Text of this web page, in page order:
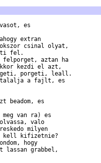
es
extran
csinal olyat,
fel.
felporget, aztan ha
kezdi el azt,
porgeti, leall.
a fajlt, es
beadom, es
van ra) es
olvassa, valo
milyen
kell kifizetnie?
hogy
lassan grabbel,